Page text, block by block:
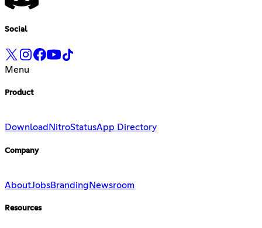
Social
Menu
Product
Download NitroStatusApp Directory
Company
AboutJobsBranding Newsroom
Resources